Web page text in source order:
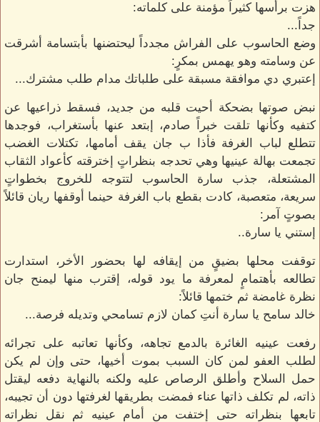
هزت برأسها كثيراً مؤمنة على كلماته:
جداً...
وضع الحاسوب على الفراش مجدداً ليحتضنها بأبتسامة أشرقت
عن وسامته وهو يهمس بمكرٍ:
إعتبري دي موافقة مسبقة على طلباتك مدام طلب مشترك...
نبض صوتها بضحكة أحيت قلبه من جديد، فسقط ذراعيها عن
كتفيه وكأنها تلقت خبراً صادم، إبتعد عنها بأستغراب، فوجدها
تتطلع لباب الغرفة فأذا ب جان يقف أمامها، تكتلات الغضب
تجمعت بهالة عينيها وهي تحدجه بنظراتٍ إخترقته كأعواد الثقاب
المشتعلة، جذب سارة الحاسوب لتتوجه للخروج بخطواتٍ
سريعة، متعصبة، كادت بقطع باب الغرفة حينما أوقفها ريان قائلاً
بصوتٍ آمر:
إستني يا سارة..
توقفت محلها بضيقٍ من إيقافه لها بحضور الأخر، استدارت
تطالعه بأهتمامٍ لمعرفة ما يود قوله، إقترب منها ليمنح جان
نظرة غامضة ثم ختمها قائلاً:
خالد سامح يا سارة أنتِ كمان لازم تسامحي وتديله فرصة...
رفعت عينيه الغائرة بالدمع تجاهه، وكأنها تعاتبه على تجرائه
لطلب العفو لمن كان السبب بموت أخيها، حتى وإن لم يكن
حمل السلاح وأطلق الرصاص عليه ولكنه بالنهاية دفعه ليقتل
ذاته، لم تكلف ذاتها عناء فمضت بطريقها لغرفتها دون أن تجيبه،
تابعها بنظراته حتى إختفت من أمام عينيه ثم نقل نظراته